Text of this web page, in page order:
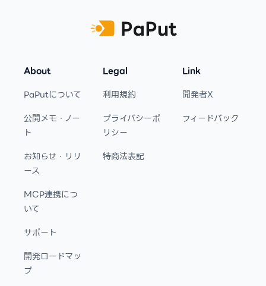
About
PaPutについて
公開メモ・ノー
ト
お知らせ・リリ
ース
MCP連携につ
いて
サポート
開発ロードマッ
プ
Legal
利用規約
プライバシーポ
リシー
特商法表記
Link
開発者X
フィードバック